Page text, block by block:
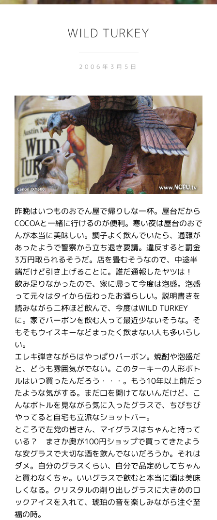
WILD TURKEY
2006年3月5日
昨晩はいつものおでん屋で帰りしな一杯。屋台だから
COCOAと一緒に行けるのが便利。寒い夜は屋台のおで
んが本当に美味しい。調子よく飲んでいたら、通報が
あったようで警察から立ち退き要請。違反すると罰金
3万円取られるそうだ。店を畳むそうなので、中途半
端だけど引き上げることに。誰だ通報したヤツは！
飲み足りなかったので、家に帰って今度は泡盛。泡盛
って元々はタイから伝わったお酒らしい。説明書きを
読みながら二杯ほど飲んで、今度はWILD TURKEY
に。家でバーボンを飲む人って最近少ないそうな。そ
もそもウイスキーなどまったく飲まない人も多いらし
い。
エレキ弾きながらはやっぱりバーボン。焼酎や泡盛だ
と、どうも雰囲気がでない。このターキーの人形ボト
ルはいつ買ったんだろう・・・。もう10年以上前だっ
たような気がする。まだ口を開けてないんだけど、こ
んなボトルを見ながら気に入ったグラスで、ちびちび
やってると自宅も立派なショットバー。
ところで左党の皆さん、マイグラスはちゃんと持って
いる？ まさか奥が100円ショップで買ってきたよう
な安グラスで大切な酒を飲んでないだろうか。それは
ダメ。自分のグラスくらい、自分で品定めしてちゃん
と買わなくちゃ。いいグラスで飲むと本当に酒は美味
しくなる。クリスタルの削り出しグラスに大きめのロ
ックアイスを入れて、琥珀の音を楽しみながら注ぐ至
福の時。